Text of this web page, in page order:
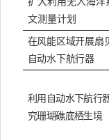
文测量计划
在风能区域开展扇
自动水下航行器
利用自动水下航行
究珊瑚礁底栖生境